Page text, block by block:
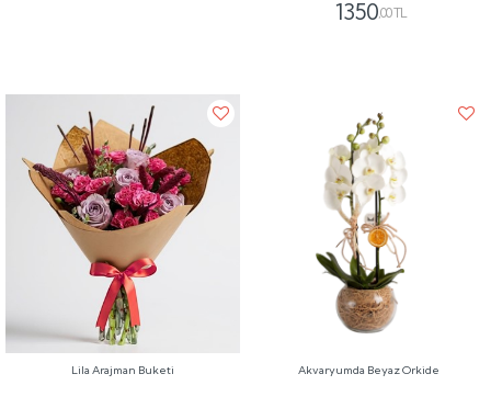
1350,00 TL
Lila Arajman Buketi Akvaryumda Beyaz Orkide